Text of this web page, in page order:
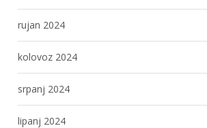
rujan 2024
kolovoz 2024
srpanj 2024
lipanj 2024